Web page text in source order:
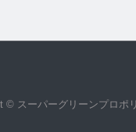
© スーパーグリーンプロポ